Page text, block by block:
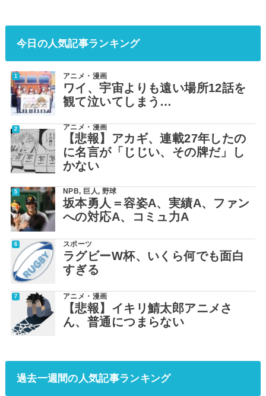
今日の人気記事ランキング
アニメ・漫画
ワイ、宇宙よりも遠い場所12話を
観て泣いてしまう…
アニメ・漫画
【悲報】アカギ、連載27年したの
に名言が「じじい、その牌だ」し
かない
NPB, 巨人, 野球
坂本勇人＝容姿A、実績A、ファン
への対応A、コミュ力A
スポーツ
ラグビーW杯、いくら何でも面白
すぎる
アニメ・漫画
【悲報】イキリ鯖太郎アニメさ
ん、普通につまらない
過去一週間の人気記事ランキング